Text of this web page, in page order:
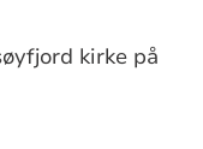
kirke på